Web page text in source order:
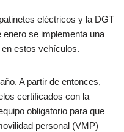
eléctricos y la DGT
se implementa una
estos vehículos.
A partir de entonces,
certificados con la
obligatorio para que
personal (VMP)